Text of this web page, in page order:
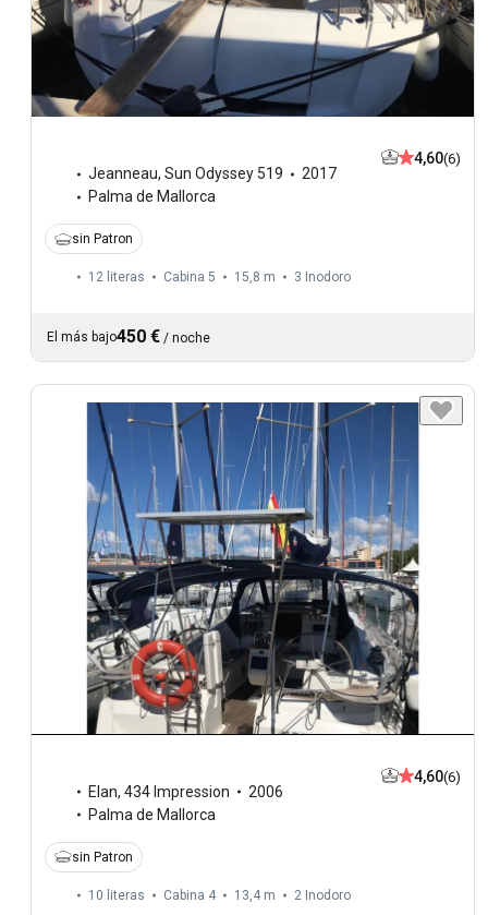
Jeanneau, Sun Odyssey 519
2017
Palma de Mallorca
4,60(6)
sin Patron
12 literas Cabina 5 15,8 m 3 Inodoro
El más bajo450 € / noche
Elan, 434 Impression
2006
Palma de Mallorca
4,60(6)
sin Patron
10 literas Cabina 4 13,4 m 2 Inodoro